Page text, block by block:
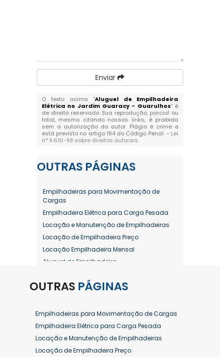
Enviar
O texto acima "Aluguel de Empilhadeira
Elétrica no Jardim Guaracy - Guarulhos" é
de direito reservado. Sua reprodução, parcial ou
total, mesmo citando nossos links, é proibida
sem a autorização do autor. Plágio é crime e
está previsto no artigo 184 do Código Penal. – Lei
n° 9.610-98 sobre direitos autorais.
OUTRAS PÁGINAS
Empilhadeiras para Movimentação de
Cargas
Empilhadeira Elétrica para Carga Pesada
Locação e Manutenção de Empilhadeiras
Locação de Empilhadeira Preço
Locação Empilhadeira Mensal
Aluguel de Empilhadeira
Aluguel de Empilhadeira Diária Valor
Aluguel de Empilhadeira Elétrica Preço
Aluguel de Empilhadeira Mensal
Aluguel de Empilhadeira Preço
Aluguel de Empilhadeira Valor
OUTRAS PÁGINAS
Empilhadeiras para Movimentação de Cargas
Empilhadeira Elétrica para Carga Pesada
Locação e Manutenção de Empilhadeiras
Locação de Empilhadeira Preço